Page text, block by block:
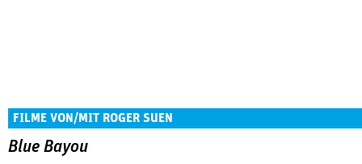
FILME VON/MIT ROGER SUEN
Blue Bayou